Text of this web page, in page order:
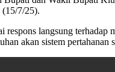
7/25).
respons langsung terhadap
akan sistem pertahanan